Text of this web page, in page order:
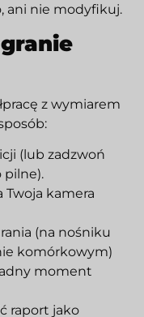
ani nie modyfikuj.
z wymiarem
(lub zadzwoń
pilne).
Twoja kamera
(na nośniku
komórkowym)
moment
raport jako